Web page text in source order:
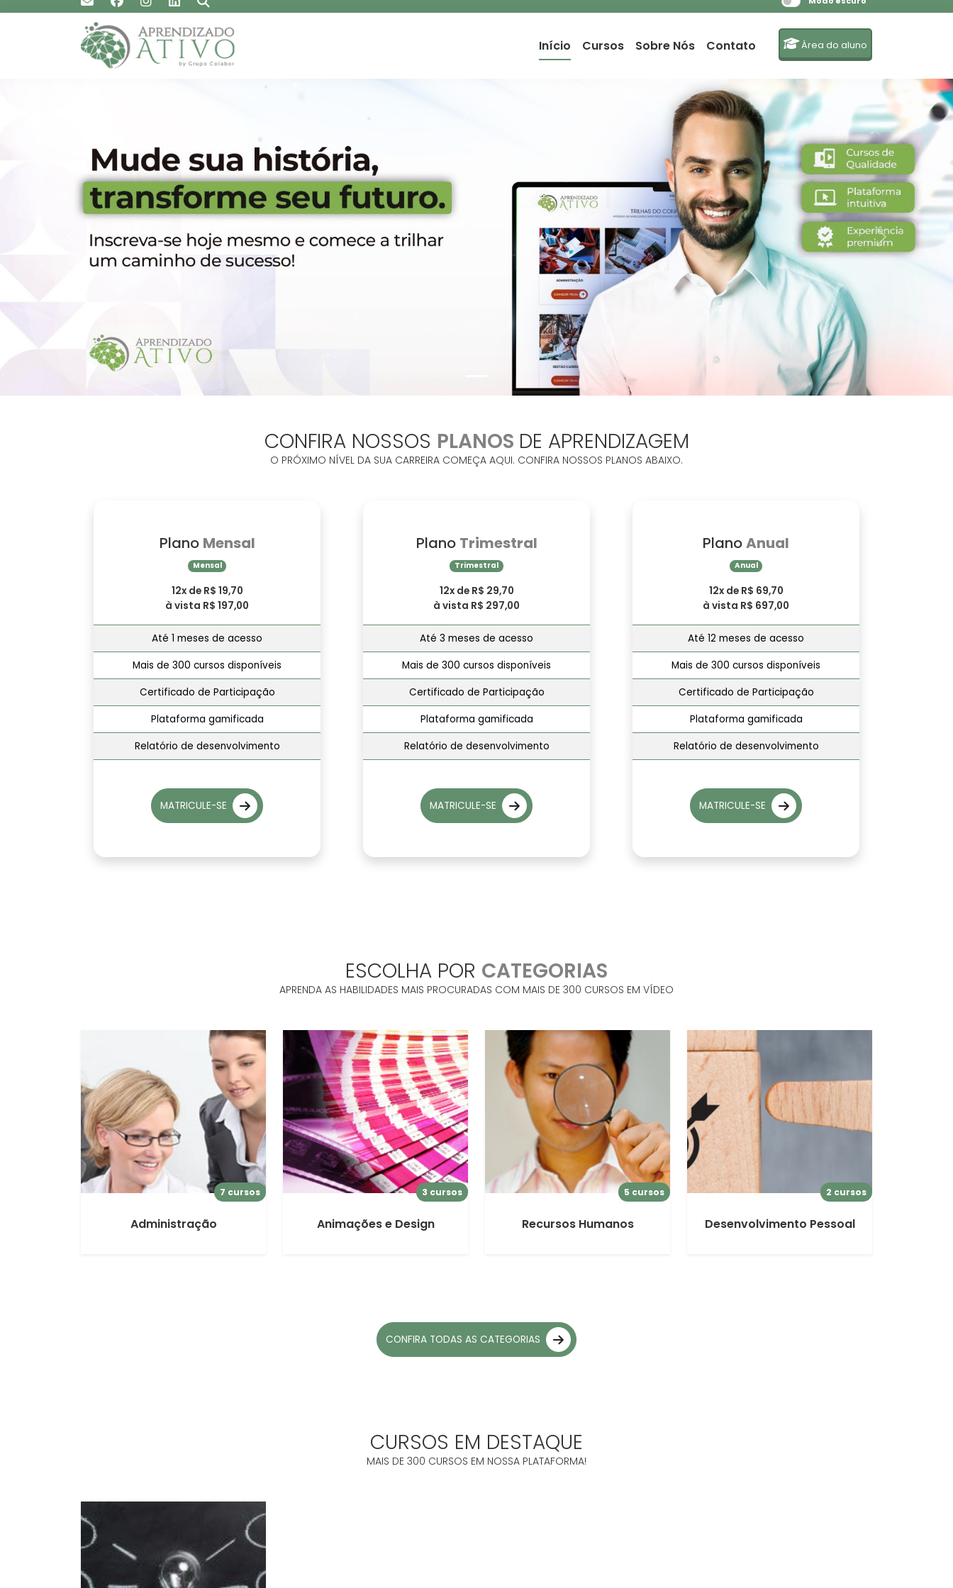
Início Cursos Sobre Nós Contato Área do aluno
Previous Next
CONFIRA NOSSOS PLANOS DE APRENDIZAGEM
O PRÓXIMO NÍVEL DA SUA CARREIRA COMEÇA AQUI. CONFIRA NOSSOS PLANOS ABAIXO.
Plano Mensal
Mensal
12x de R$ 19,70
à vista R$ 197,00
Até 1 meses de acesso
Mais de 300 cursos disponíveis
Certificado de Participação
Plataforma gamificada
Relatório de desenvolvimento
MATRICULE-SE
Plano Trimestral
Trimestral
12x de R$ 29,70
à vista R$ 297,00
Até 3 meses de acesso
Mais de 300 cursos disponíveis
Certificado de Participação
Plataforma gamificada
Relatório de desenvolvimento
MATRICULE-SE
PlanoAnual
Anual
12x de R$ 69,70
à vista R$ 697,00
Até 12 meses de acesso
Mais de 300 cursos disponíveis
Certificado de Participação
Plataforma gamificada
Relatório de desenvolvimento
MATRICULE-SE
ESCOLHA POR CATEGORIAS
APRENDA AS HABILIDADES MAIS PROCURADAS COM MAIS DE 300 CURSOS EM VÍDEO
7 cursos
Administração
3 cursos
Animações e Design
5 cursos
Recursos Humanos
2 cursos
Desenvolvimento Pessoal
CONFIRA TODAS AS CATEGORIAS
CURSOS EM DESTAQUE
MAIS DE 300 CURSOS EM NOSSA PLATAFORMA!